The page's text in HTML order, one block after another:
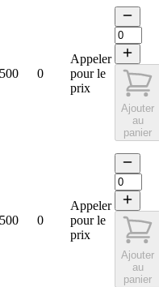
0
Appeler
pour le
prix
Ajouter
au
panier
0
Appeler
pour le
prix
Ajouter
au
panier